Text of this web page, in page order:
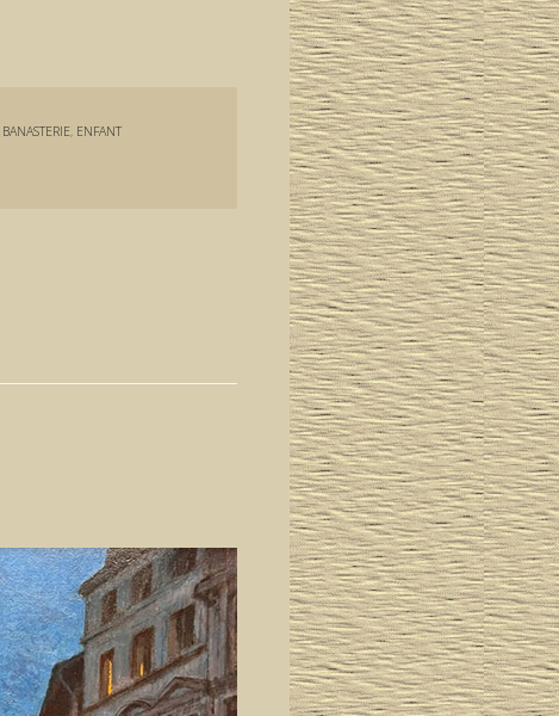
BANASTERIE, ENFANT